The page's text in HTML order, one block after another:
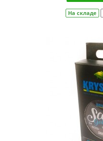
На складе